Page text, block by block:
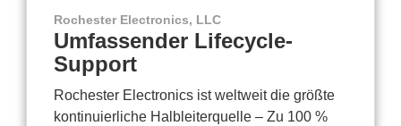
Rochester Electronics, LLC
Umfassender Lifecycle-
Support
Rochester Electronics ist weltweit die größte
kontinuierliche Halbleiterquelle – Zu 100 %